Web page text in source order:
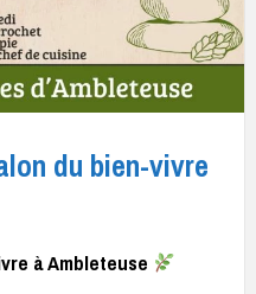
du bien-vivre
à Ambleteuse